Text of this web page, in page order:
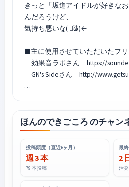
きっと「坂道アイドルが好きな
んだろうけど、
気持ち悪いな( ･᷄ὢ･᷅ )←
■主に使用させていただいたフ
効果音ラボさん https://
GN's Sideさん http://
…
ほんのできごころ のチャン
投稿頻度（直近6ヶ月）
週 3 本
79 本投稿
最
2
活